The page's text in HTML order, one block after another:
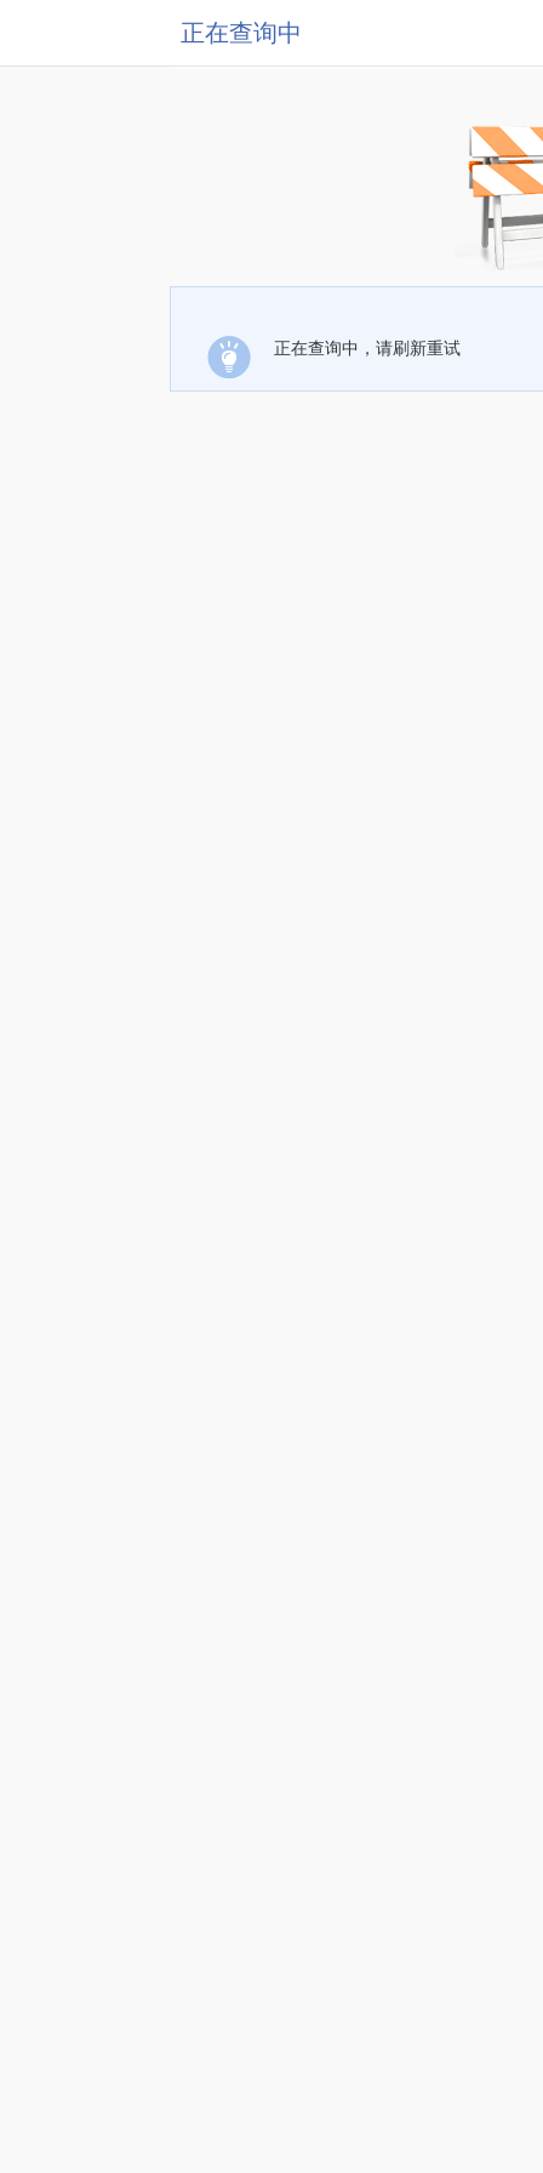
正在查询中
正在查询中，请刷新重试